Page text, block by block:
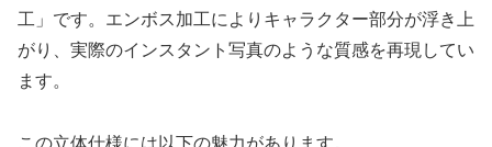
工」です。エンボス加工によりキャラクター部分が浮き上
がり、実際のインスタント写真のような質感を再現してい
ます。
この立体仕様には以下の魅力があります。